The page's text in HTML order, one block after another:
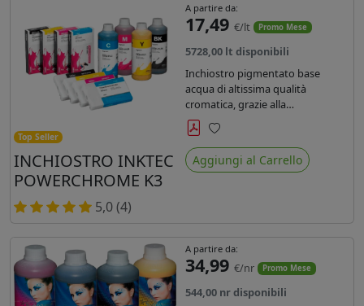
Top Seller
INCHIOSTRO INKTEC
POWERCHROME K3
5,0 (4)
A partire da:
17,49 €/lt Promo Mese
5728,00 lt disponibili
Inchiostro pigmentato base
acqua di altissima qualità
cromatica, grazie alla
concentrazione di pigmenti
permette di realizzare stampe di
altissima qualità e ridurre la curva
colore fino ad un 20 % rispetto
Preferiti
Aggiungi al Carrello
A partire da:
34,99 €/nr Promo Mese
544,00 nr disponibili